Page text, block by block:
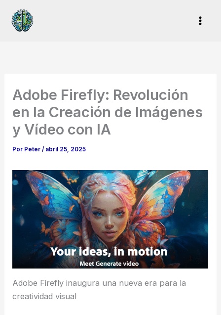
contenido
Adobe Firefly: Revolución
en la Creación de Imágenes
y Vídeo con IA
Por Peter/ abril 25, 2025
Adobe Firefly inaugura una nueva era para la
creatividad visual